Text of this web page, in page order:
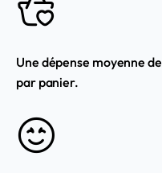
Une dépense moyenne de
par panier.